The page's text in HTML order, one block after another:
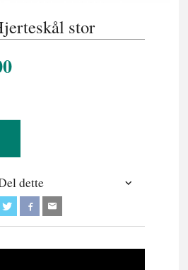
stor
dette